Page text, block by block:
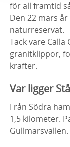
för all framtid
Den 22 mars
naturreservat.
Tack vare
granitklippor,
krafter.
Var ligger
Från Södra
1,5 kilometer.
Gullmarsvallen.